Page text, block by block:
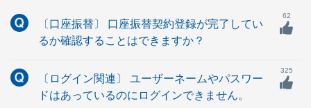
〔口座振替〕 口座振替契約登録が完了してい
るか確認することはできますか？
62
〔ログイン関連〕 ユーザーネームやパスワー
ドはあっているのにログインできません。
325